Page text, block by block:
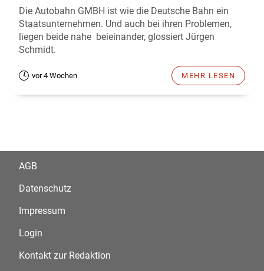
Die Autobahn GMBH ist wie die Deutsche Bahn ein
Staatsunternehmen. Und auch bei ihren Problemen,
liegen beide nahe beieinander, glossiert Jürgen
Schmidt.
vor 4 Wochen MEHR LESEN
AGB
Datenschutz
Impressum
Login
Kontakt zur Redaktion